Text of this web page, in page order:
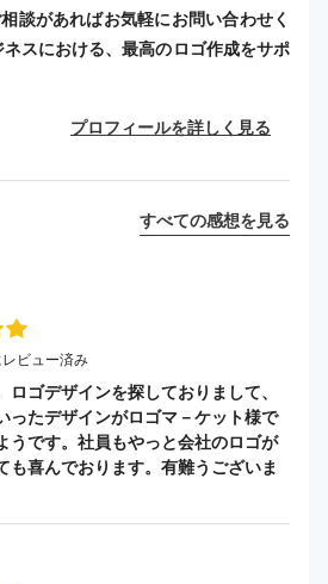
談があればお気軽にお問い合わせく
スにおける、最高のロゴ作成をサポ
プロフィールを詳しく見る
すべての感想を見る
ビュー済み
ロゴデザインを探しておりまして、
ったデザインがロゴマ－ケット様で
うです。社員もやっと会社のロゴが
も喜んでおります。有難うございま